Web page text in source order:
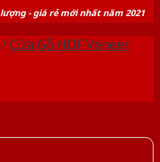
- giá rẻ mới nhất năm 2021
/Cửa Gỗ HDF Veneer